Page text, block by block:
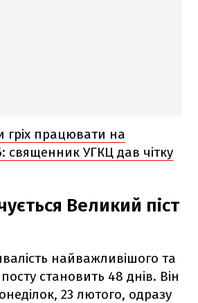
гріх працювати на
священник УГКЦ дав чітку
Великий піст
найважливішого та
становить 48 днів. Він
23 лютого, одразу